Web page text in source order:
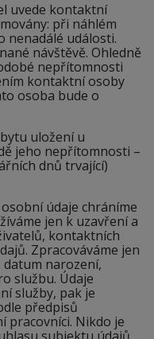
uvede kontaktní
při náhlém
nenadálé události.
návštěvě. Ohledně
nepřítomnosti
kontaktní osoby
osoba bude o
uložení u
jeho nepřítomnosti –
dnů trvající)
osobní údaje chráníme
jen k uzavření a
kontaktních
Zpracováváme jen
datum narození,
službu. Údaje
služby, pak je
předpisů
pracovníci. Nikdo je